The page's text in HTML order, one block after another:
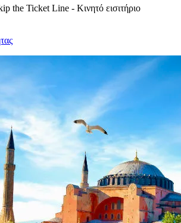
the Ticket Line - Κινητό εισιτήριο